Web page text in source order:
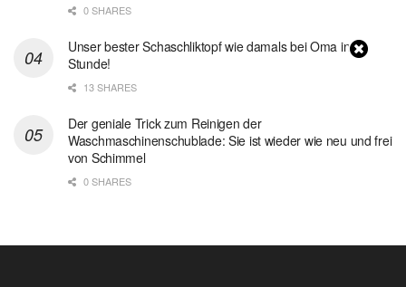
0 SHARES
Unser bester Schaschliktopf wie damals bei Oma in 1
Stunde!
13 SHARES
Der geniale Trick zum Reinigen der
Waschmaschinenschublade: Sie ist wieder wie neu und frei
von Schimmel
0 SHARES